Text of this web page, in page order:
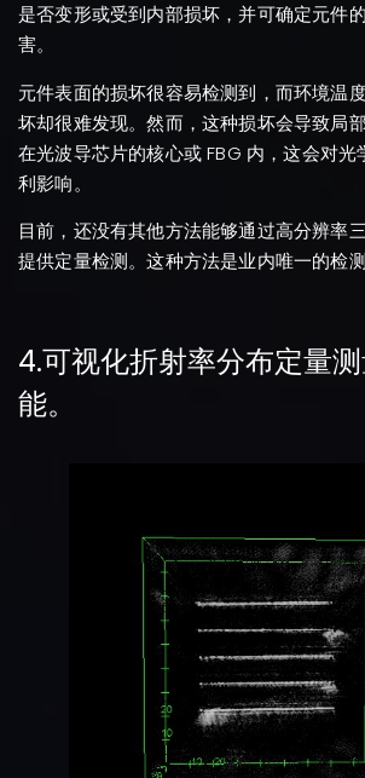
是否变形或受到内部损坏，并可确定元件
害。
元件表面的损坏很容易检测到，而环境温
坏却很难发现。然而，这种损坏会导致局
在光波导芯片的核心或 FBG 内，这会对光
利影响。
目前，还没有其他方法能够通过高分辨率
提供定量检测。这种方法是业内唯一的检测
4.可视化折射率分布定量
能。